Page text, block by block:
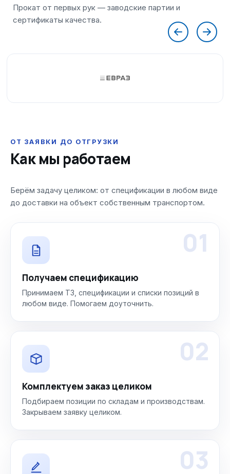
ОТ ЗАЯВКИ ДО ОТГРУЗКИ
Как мы работаем
Берём задачу целиком: от спецификации в любом виде
до доставки на объект собственным транспортом.
01
Получаем спецификацию
Принимаем ТЗ, спецификации и списки позиций в
любом виде. Помогаем доуточнить.
02
Комплектуем заказ целиком
Подбираем позиции по складам и производствам.
Закрываем заявку целиком.
03